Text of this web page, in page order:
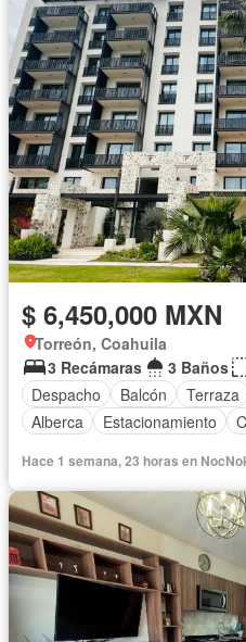
$ 6,450,000 MXN
Torreón, Coahuila
3 Recámaras
3 Baños
Despacho
Balcón Terraza
Alberca
Estacionamiento
Hace 1 semana, 23 horas en